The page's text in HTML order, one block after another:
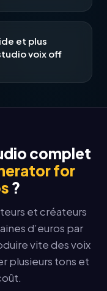
et plus
voix off
complet
for
?
et créateurs
d’euros par
vite des voix
plusieurs tons et